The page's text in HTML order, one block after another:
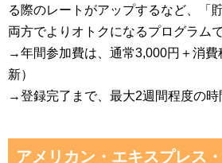
る際のレートがアップするなど、「
両方でよりオトクになるプログラムで
→年間参加費は、通常3,000円＋消費
新）
→登録完了まで、最大2週間程度の時
アメリカン・エキスプレス